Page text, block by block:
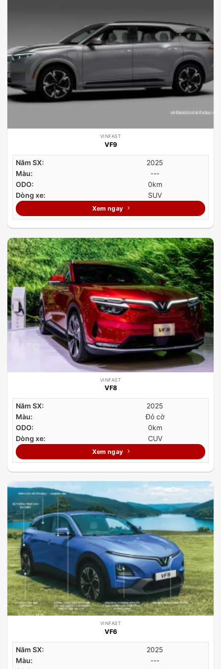
VINFAST
VF9
Năm SX:
2025
Màu:
---
ODO:
0km
Dòng xe:
SUV
Xem ngay
VINFAST
VF8
Năm SX:
2025
Màu:
Đỏ cờ
ODO:
0km
Dòng xe:
CUV
Xem ngay
VINFAST
VF6
Năm SX:
2025
Màu:
---